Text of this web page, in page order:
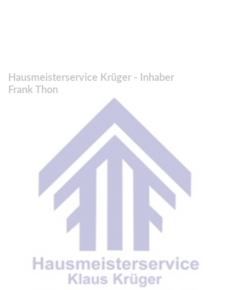
Hausmeisterservice Krüger - Inhaber
Frank Thon